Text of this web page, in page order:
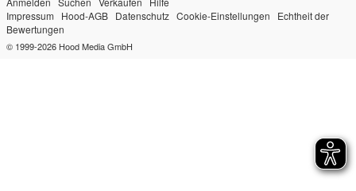
Impressum
Hood-AGB Datenschutz Cookie-Einstellungen
Echtheit der
Bewertungen
© 1999-2026 Hood Media GmbH